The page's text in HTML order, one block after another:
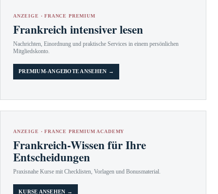
ANZEIGE · FRANCE PREMIUM
Frankreich intensiver lesen
Nachrichten, Einordnung und praktische Services in einem persönlichen
Mitgliedskonto.
PREMIUM-ANGEBOTE ANSEHEN →
ANZEIGE · FRANCE PREMIUM ACADEMY
Frankreich-Wissen für Ihre
Entscheidungen
Praxisnahe Kurse mit Checklisten, Vorlagen und Bonusmaterial.
KURSE ANSEHEN →